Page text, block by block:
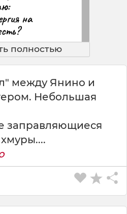
полностью
между Янино и
Небольшая
заправляющиеся